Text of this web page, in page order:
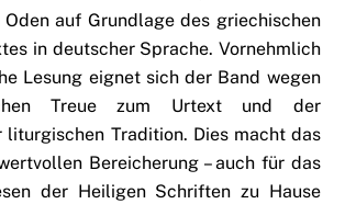
auf Grundlage des griechischen
in deutscher Sprache. Vornehmlich
Lesung eignet sich der Band wegen
Treue zum Urtext und der
liturgischen Tradition. Dies macht das
Bereicherung – auch für das
der Heiligen Schriften zu Hause